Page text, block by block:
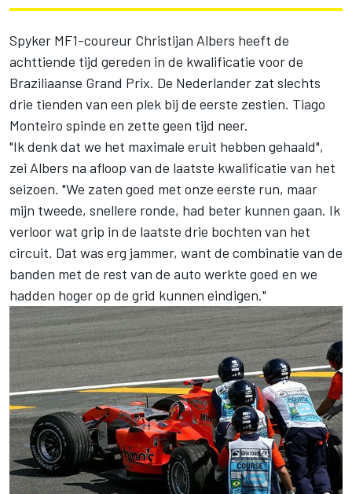
Spyker MF1-coureur Christijan Albers heeft de
achttiende tijd gereden in de kwalificatie voor de
Braziliaanse Grand Prix. De Nederlander zat slechts
drie tienden van een plek bij de eerste zestien. Tiago
Monteiro spinde en zette geen tijd neer.
"Ik denk dat we het maximale eruit hebben gehaald",
zei Albers na afloop van de laatste kwalificatie van het
seizoen. "We zaten goed met onze eerste run, maar
mijn tweede, snellere ronde, had beter kunnen gaan. Ik
verloor wat grip in de laatste drie bochten van het
circuit. Dat was erg jammer, want de combinatie van de
banden met de rest van de auto werkte goed en we
hadden hoger op de grid kunnen eindigen."